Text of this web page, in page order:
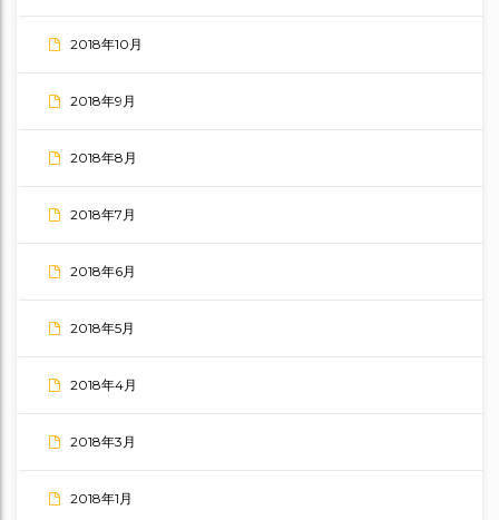
2018年10月
2018年9月
2018年8月
2018年7月
2018年6月
2018年5月
2018年4月
2018年3月
2018年1月